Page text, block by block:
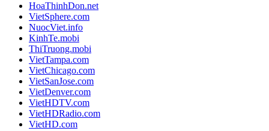
HoaThinhDon.net
VietSphere.com
NuocViet.info
KinhTe.mobi
ThiTruong.mobi
VietTampa.com
VietChicago.com
VietSanJose.com
VietDenver.com
VietHDTV.com
VietHDRadio.com
VietHD.com